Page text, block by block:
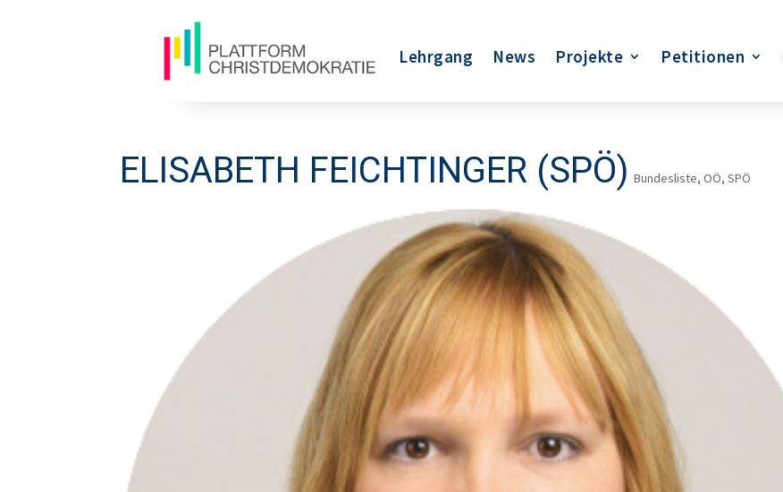
Lehrgang News Projekte Petitionen
ELISABETH FEICHTINGER (SPÖ) Bundesliste,OÖ,SPÖ